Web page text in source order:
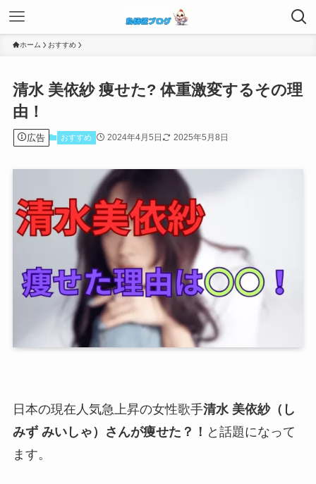
ホーム おすすめ
清水 美依紗 痩せた? 体重激変するその理
由！
広告 おすすめ 2024年4月5日 2025年5月8日
日本の現在人気急上昇の女性歌手清水 美依紗（し
みず みいしゃ）さんが痩せた？！ と話題になって
ます。